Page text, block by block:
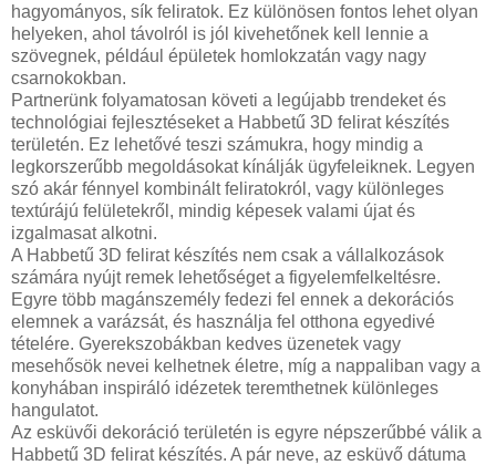
hagyományos, sík feliratok. Ez különösen fontos lehet olyan
helyeken, ahol távolról is jól kivehetőnek kell lennie a
szövegnek, például épületek homlokzatán vagy nagy
csarnokokban.
Partnerünk folyamatosan követi a legújabb trendeket és
technológiai fejlesztéseket a Habbetű 3D felirat készítés
területén. Ez lehetővé teszi számukra, hogy mindig a
legkorszerűbb megoldásokat kínálják ügyfeleiknek. Legyen
szó akár fénnyel kombinált feliratokról, vagy különleges
textúrájú felületekről, mindig képesek valami újat és
izgalmasat alkotni.
A Habbetű 3D felirat készítés nem csak a vállalkozások
számára nyújt remek lehetőséget a figyelemfelkeltésre.
Egyre több magánszemély fedezi fel ennek a dekorációs
elemnek a varázsát, és használja fel otthona egyedivé
tételére. Gyerekszobákban kedves üzenetek vagy
mesehősök nevei kelhetnek életre, míg a nappaliban vagy a
konyhában inspiráló idézetek teremthetnek különleges
hangulatot.
Az esküvői dekoráció területén is egyre népszerűbbé válik a
Habbetű 3D felirat készítés. A pár neve, az esküvő dátuma